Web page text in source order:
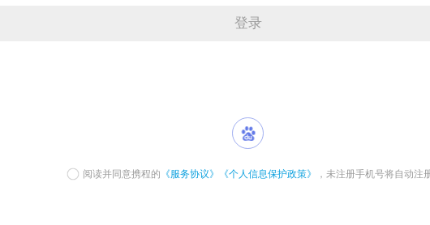
登录
阅读并同意携程的 《服务协议》 《个人信息保护政策》 ，未注册手机号将自动注